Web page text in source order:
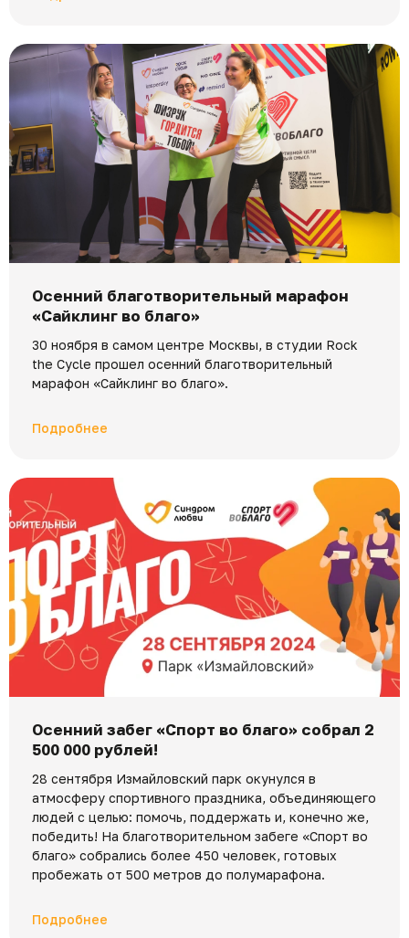
Осенний благотворительный марафон
«Сайклинг во благо»
30 ноября в самом центре Москвы, в студии Rock
the Cycle прошел осенний благотворительный
марафон «Сайклинг во благо».
Подробнее
Осенний забег «Спорт во благо» собрал 2
500 000 рублей!
28 сентября Измайловский парк окунулся в
атмосферу спортивного праздника, объединяющего
людей с целью: помочь, поддержать и, конечно же,
победить! На благотворительном забеге «Спорт во
благо» собрались более 450 человек, готовых
пробежать от 500 метров до полумарафона.
Подробнее